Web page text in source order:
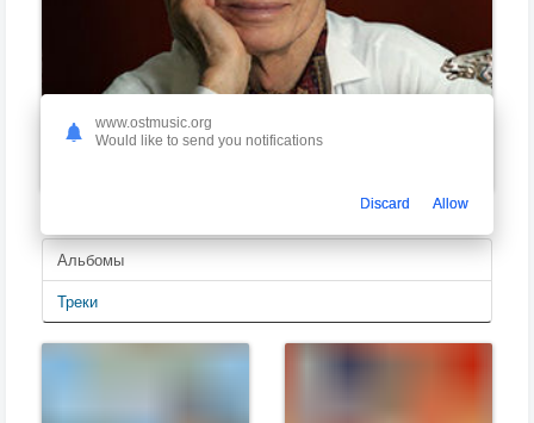
Альбомы
Треки
www.ostmusic.org
Would like to send you notifications
Discard Allow